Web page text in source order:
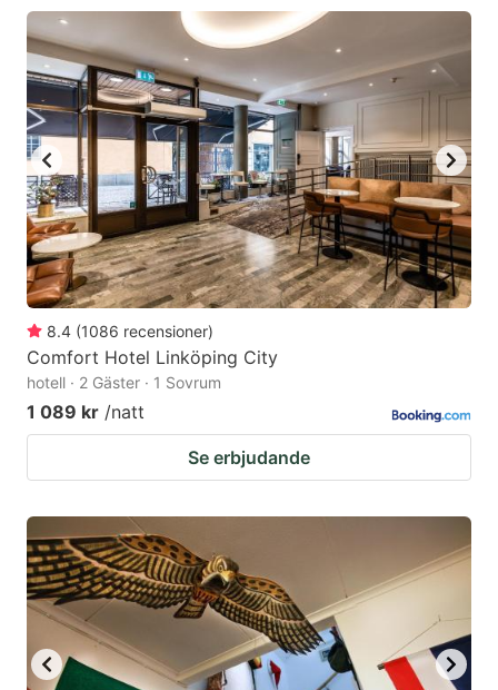
8.4 (1086 recensioner)
Comfort Hotel Linköping City
hotell · 2 Gäster · 1 Sovrum
1 089 kr /natt
Se erbjudande